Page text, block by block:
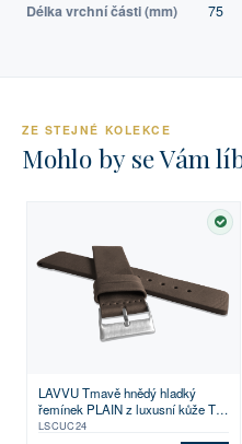
Délka vrchní části (mm) 75
ZE STEJNÉ KOLEKCE
Mohlo by se Vám
LAVVU Tmavě hnědý hladký
řemínek PLAIN z luxusní kůže Top
Grain - 24
LSCUC24